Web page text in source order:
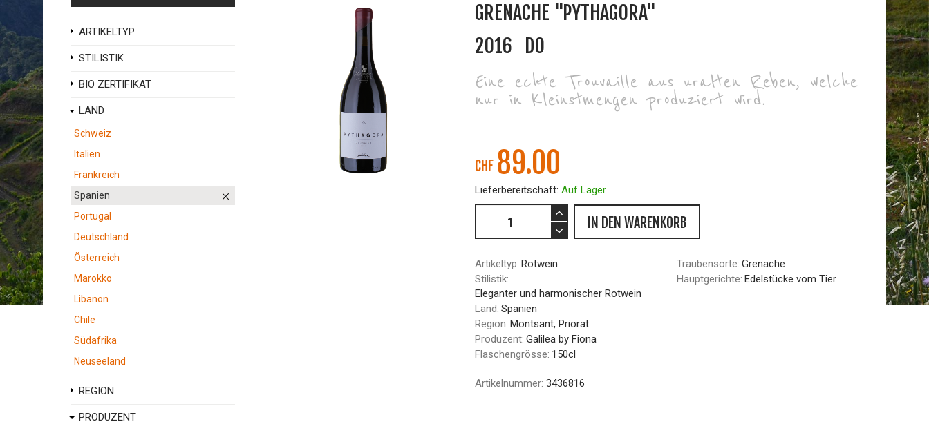
ARTIKELTYP
STILISTIK
BIO ZERTIFIKAT
LAND
Schweiz
Italien
Frankreich
Spanien
Portugal
Deutschland
Österreich
Marokko
Libanon
Chile
Südafrika
Neuseeland
REGION
PRODUZENT
GRENACHE "PYTHAGORA"
2016
DO
Eine echte Trouvaille aus uralten Reben, welche
nur in Kleinstmengen produziert wird.
CHF 89.00
Lieferbereitschaft: Auf Lager
IN DEN WARENKORB
Artikeltyp: Rotwein
Stilistik:
Eleganter und harmonischer Rotwein
Land: Spanien
Region: Montsant, Priorat
Produzent: Galilea by Fiona
Flaschengrösse: 150cl
Traubensorte: Grenache
Hauptgerichte: Edelstücke vom Tier
Artikelnummer: 3436816